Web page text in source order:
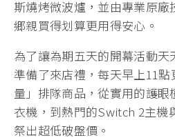
斯燒烤微波爐，並由專業原
鄉親買得划算更用得安心。
為了讓為期五天的開幕活動
準備了來店禮，每天早上11
量」排隊商品，從實用的護
衣機，到熱門的Switch 2主機
祭出超低破盤價。